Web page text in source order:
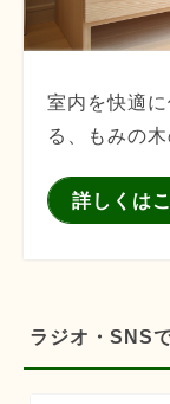
室内を快適
る、もみの
詳しくは
ラジオ・SNS